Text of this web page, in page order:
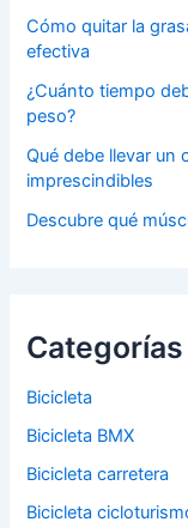
Cómo quitar la
efectiva
¿Cuánto tiempo
peso?
Qué debe llevar un
imprescindibles
Descubre qué
Categorías
Bicicleta
Bicicleta BMX
Bicicleta carretera
Bicicleta